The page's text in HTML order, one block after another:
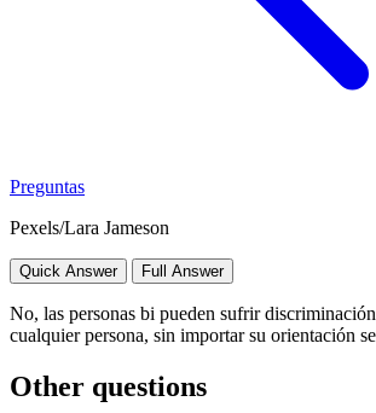
Preguntas
Pexels/Lara Jameson
Quick Answer Full Answer
No, las personas bi pueden sufrir
cualquier persona, sin importar su orientación
Other questions